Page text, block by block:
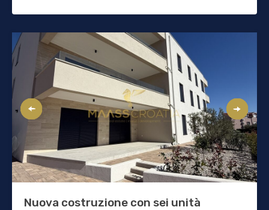
Nuova costruzione con sei unità